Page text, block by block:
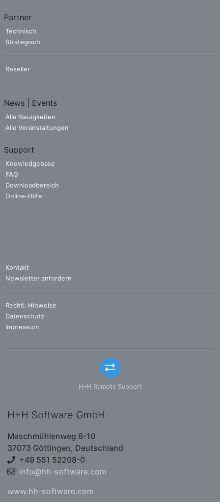
Partner
Technisch
Strategisch
Reseller
News | Events
Alle Neuigkeiten
Alle Veranstaltungen
Support
Knowledgebase
FAQ
Downloadbereich
Online-Hilfe
Kontakt
Newsletter anfordern
Rechtl. Hinweise
Datenschutz
Impressum
H+H Remote Support
H+H Software GmbH
Maschmühlenweg 8-10
37073 Göttingen, Deutschland
+49 551 52208-0
info@hh-software.com
www.hh-software.com